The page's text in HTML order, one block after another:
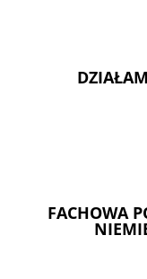
FACHOWA